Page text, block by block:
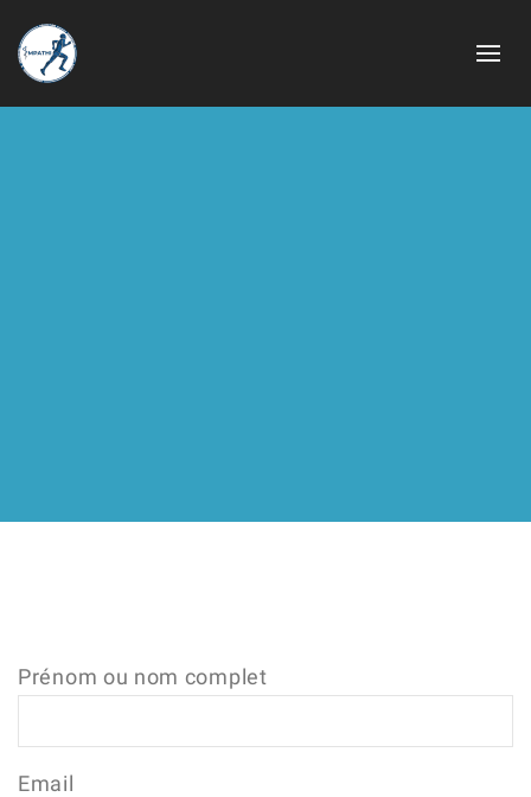
Prénom ou nom complet
Email